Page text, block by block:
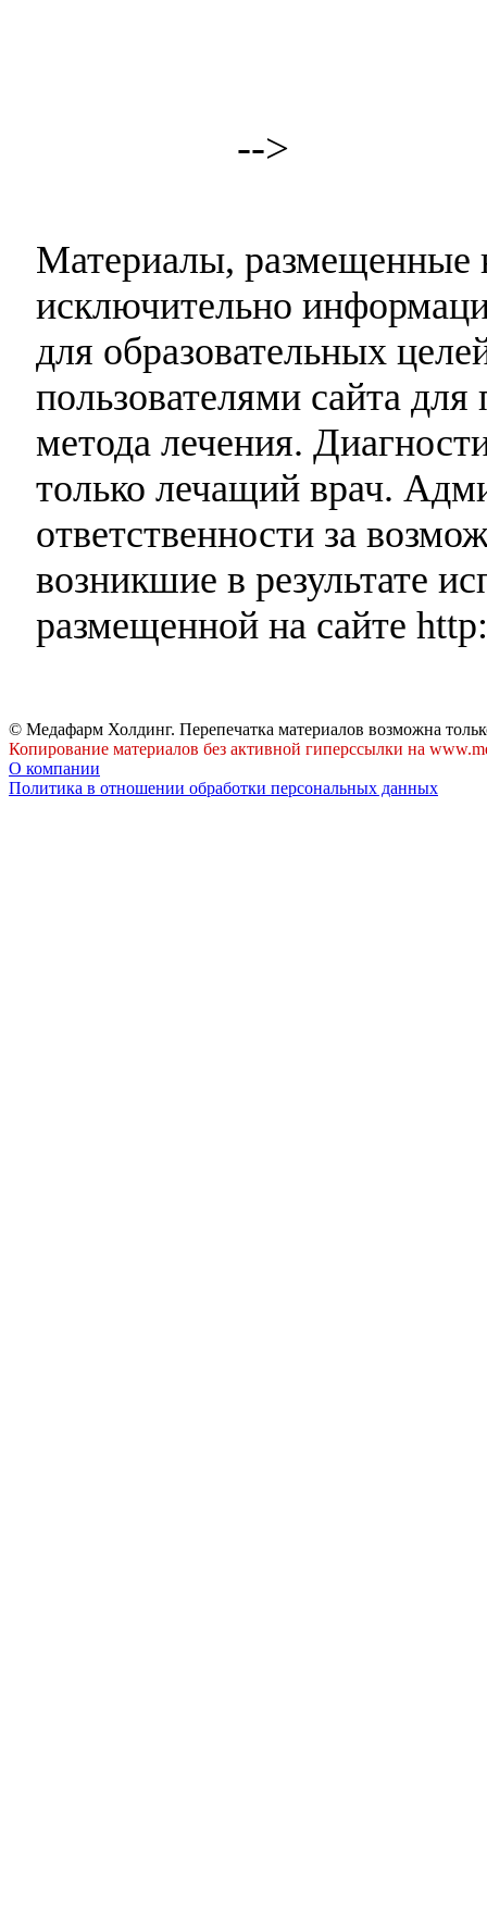
-->
Материалы, размещенные
исключительно
для образовательных
пользователями сайта
метода лечения.
только лечащий врач.
ответственности за
возникшие в результате
размещенной на сайте
© Медафарм Холдинг. Перепечатка материалов возможна
Копирование материалов без активной гиперссылки на
О компании
Политика в отношении обработки персональных данных